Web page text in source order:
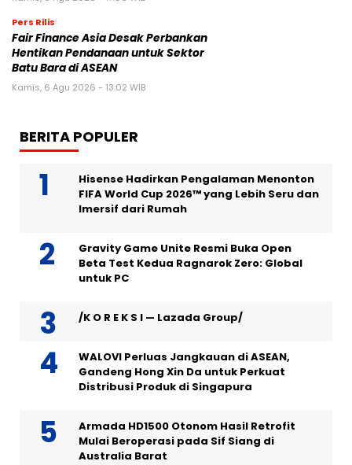
Pers Rilis
Fair Finance Asia Desak Perbankan
Hentikan Pendanaan untuk Sektor
Batu Bara di ASEAN
Kamis, 6 Agu 2026 - 13:02 WIB
BERITA POPULER
Hisense Hadirkan Pengalaman Menonton
FIFA World Cup 2026™ yang Lebih Seru dan
Imersif dari Rumah
Gravity Game Unite Resmi Buka Open
Beta Test Kedua Ragnarok Zero: Global
untuk PC
/K O R E K S I — Lazada Group/
WALOVI Perluas Jangkauan di ASEAN,
Gandeng Hong Xin Da untuk Perkuat
Distribusi Produk di Singapura
Armada HD1500 Otonom Hasil Retrofit
Mulai Beroperasi pada Sif Siang di
Australia Barat